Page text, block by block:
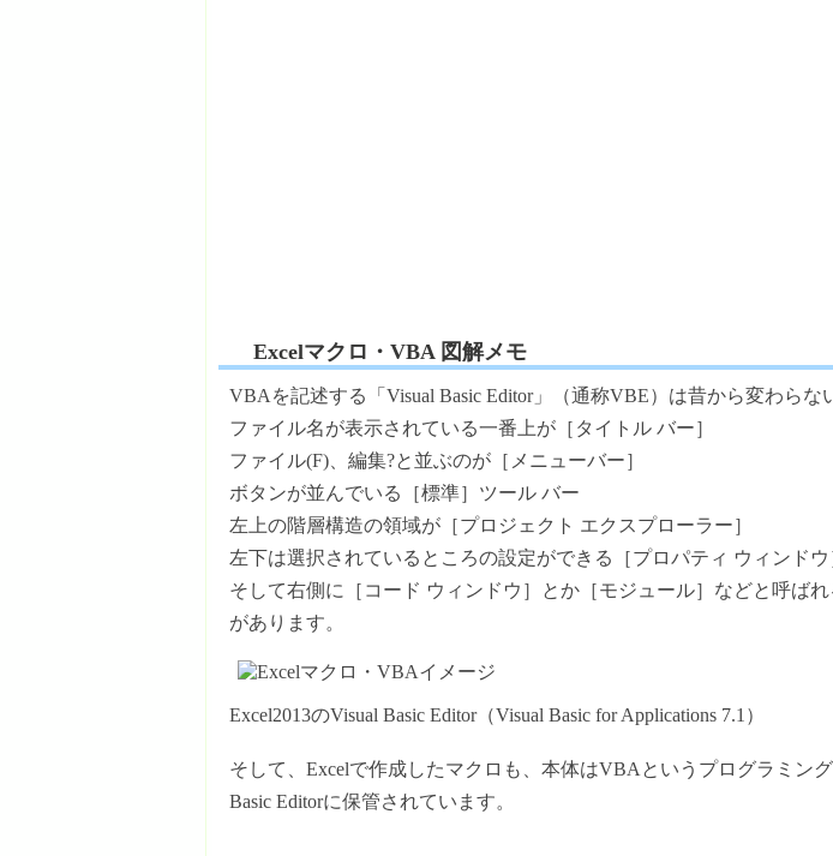
Excelマクロ・VBA 図解メモ
VBAを記述する「Visual Basic Editor」（通称VBE）は昔から変わらな
ファイル名が表示されている一番上が［タイトル バー］
ファイル(F)、編集?と並ぶのが［メニューバー］
ボタンが並んでいる［標準］ツール バー
左上の階層構造の領域が［プロジェクト エクスプローラー］
左下は選択されているところの設定ができる［プロパティ ウィンドウ
そして右側に［コード ウィンドウ］とか［モジュール］などと呼ば
があります。
Excel2013のVisual Basic Editor（Visual Basic for Applications 7.1）
そして、Excelで作成したマクロも、本体はVBAというプログラミン
Basic Editorに保管されています。